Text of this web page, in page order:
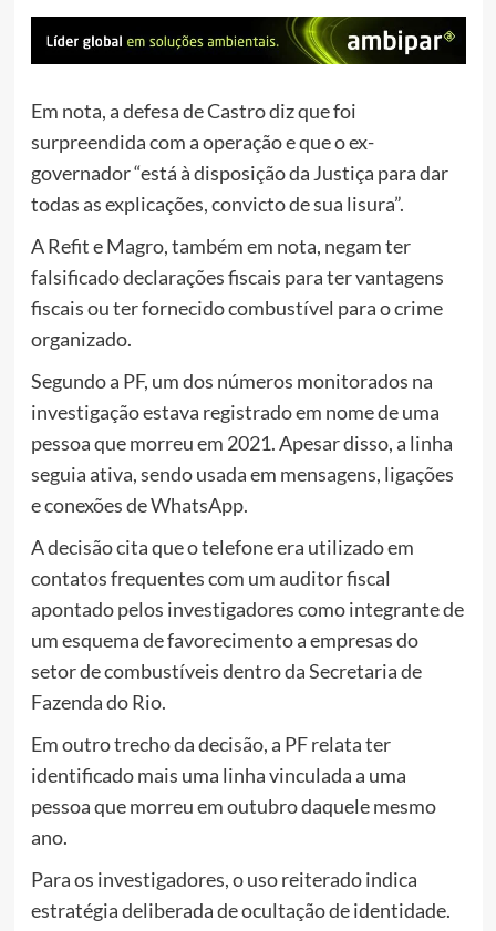
Em nota, a defesa de Castro diz que foi
surpreendida com a operação e que o ex-
governador “está à disposição da Justiça para dar
todas as explicações, convicto de sua lisura”.
A Refit e Magro, também em nota, negam ter
falsificado declarações fiscais para ter vantagens
fiscais ou ter fornecido combustível para o crime
organizado.
Segundo a PF, um dos números monitorados na
investigação estava registrado em nome de uma
pessoa que morreu em 2021. Apesar disso, a linha
seguia ativa, sendo usada em mensagens, ligações
e conexões de WhatsApp.
A decisão cita que o telefone era utilizado em
contatos frequentes com um auditor fiscal
apontado pelos investigadores como integrante de
um esquema de favorecimento a empresas do
setor de combustíveis dentro da Secretaria de
Fazenda do Rio.
Em outro trecho da decisão, a PF relata ter
identificado mais uma linha vinculada a uma
pessoa que morreu em outubro daquele mesmo
ano.
Para os investigadores, o uso reiterado indica
estratégia deliberada de ocultação de identidade.